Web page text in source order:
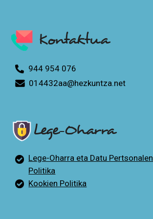
Kontaktua
944 954 076
014432aa@hezkuntza.net
Lege-Oharra
Lege-Oharra eta Datu
Politika
Kookien Politika